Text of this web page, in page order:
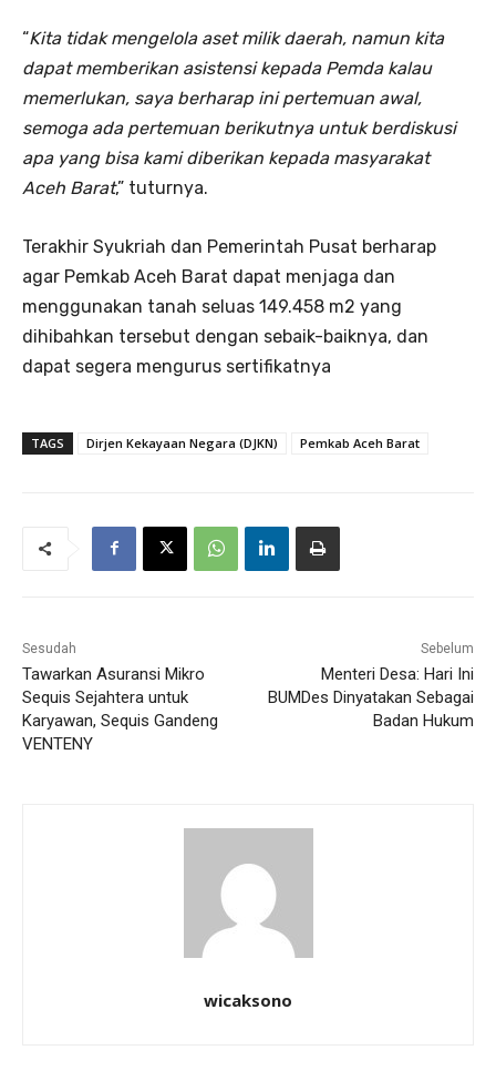
“Kita tidak mengelola aset milik daerah, namun kita
dapat memberikan asistensi kepada Pemda kalau
memerlukan, saya berharap ini pertemuan awal,
semoga ada pertemuan berikutnya untuk berdiskusi
apa yang bisa kami diberikan kepada masyarakat
Aceh Barat,” tuturnya.
Terakhir Syukriah dan Pemerintah Pusat berharap
agar Pemkab Aceh Barat dapat menjaga dan
menggunakan tanah seluas 149.458 m2 yang
dihibahkan tersebut dengan sebaik-baiknya, dan
dapat segera mengurus sertifikatnya
TAGS Dirjen Kekayaan Negara (DJKN) Pemkab Aceh Barat
Sesudah
Tawarkan Asuransi Mikro
Sequis Sejahtera untuk
Karyawan, Sequis Gandeng
VENTENY
Sebelum
Menteri Desa: Hari Ini
BUMDes Dinyatakan Sebagai
Badan Hukum
wicaksono